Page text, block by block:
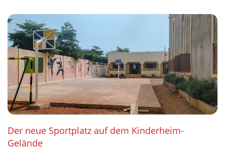
Der neue Sportplatz auf dem Kinderheim-
Gelände